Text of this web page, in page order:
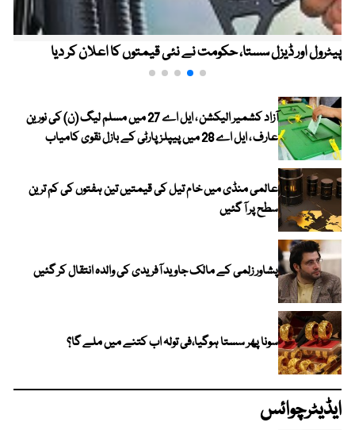
پیٹرول اور ڈیزل سستا، حکومت نے نئی قیمتوں کا اعلان کر دیا
آزاد کشمیر الیکشن ، ایل اے 27 میں مسلم لیگ (ن) کی نورین
عارف ، ایل اے 28 میں پیپلز پارٹی کے بازل نقوی کامیاب
عالمی منڈی میں خام تیل کی قیمتیں تین ہفتوں کی کم ترین
سطح پر آ گئیں
پشاور زلمی کے مالک جاوید آفریدی کی والدہ انتقال کر گئیں
سونا پھر سستا ہوگیا،فی تولہ اب کتنے میں ملے گا؟
ایڈیٹرچوائس